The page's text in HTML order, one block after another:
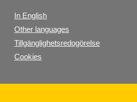
In English
Other languages
Tillgänglighetsredogörelse
Cookies